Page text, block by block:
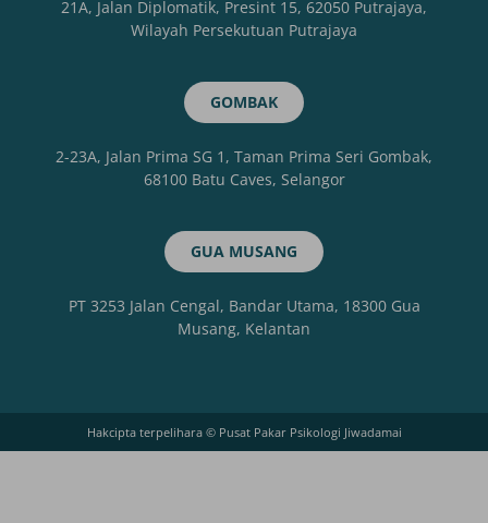
21A, Jalan Diplomatik, Presint 15, 62050 Putrajaya,
Wilayah Persekutuan Putrajaya
GOMBAK
2-23A, Jalan Prima SG 1, Taman Prima Seri Gombak,
68100 Batu Caves, Selangor
GUA MUSANG
PT 3253 Jalan Cengal, Bandar Utama, 18300 Gua
Musang, Kelantan
Hakcipta terpelihara © Pusat Pakar Psikologi Jiwadamai